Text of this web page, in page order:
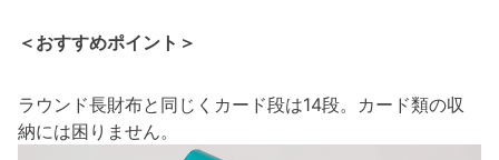
＜おすすめポイント＞
ラウンド長財布と同じくカード段は14段。カード類の収
納には困りません。